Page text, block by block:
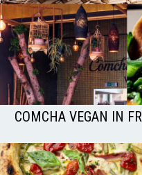
COMCHA VEGAN IN